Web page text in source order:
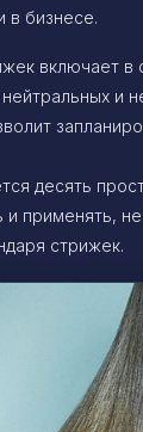
в бизнесе.
включает в
и
десять
и применять,
стрижек.